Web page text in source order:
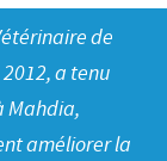
DU de
a tenu
Mahdia,
améliorer la